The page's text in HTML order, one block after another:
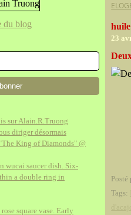
du blog
sur Alain.R.Truong
diriger désormais
King of Diamonds" @
wucai saucer dish. Six-
a double ring in
square vase. Early
23
Tags: